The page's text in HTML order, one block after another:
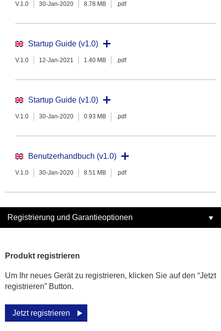
V.1.0 30-Jan-2020 8.78 MB .pdf
Startup Guide (v1.0)
V.1.0 12-Jan-2021 1.40 MB .pdf
Startup Guide (v1.0)
V.1.0 30-Jan-2020 0.93 MB .pdf
Benutzerhandbuch (v1.0)
V.1.0 30-Jan-2020 8.51 MB .pdf
Registrierung und Garantieoptionen
Produkt registrieren
Um Ihr neues Gerät zu registrieren, klicken Sie auf den “Jetzt
registrieren” Button.
Jetzt registrieren